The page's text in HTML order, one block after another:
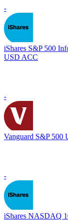
-
iShares S&P 500
USD ACC
-
Vanguard S&P
-
iShares NASDAQ